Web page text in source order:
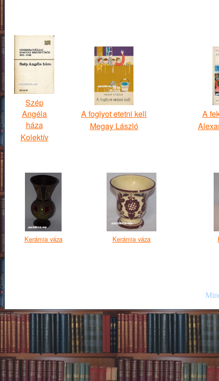
Szép
Angéla
háza
Kolektív
A foglyot etetni kell
Megay László
A
Kerámia váza Kerámia váza
GIF89a;